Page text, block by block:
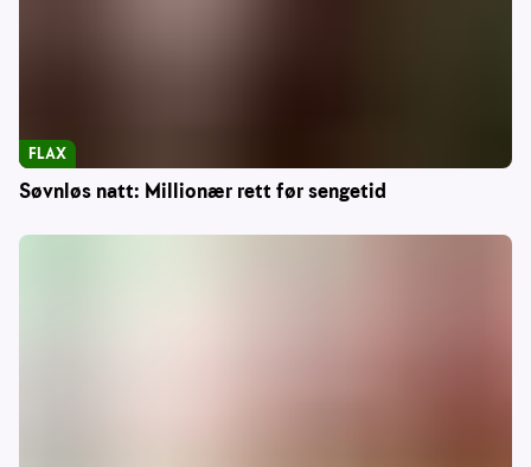
Søvnløs natt: Millionær rett før sengetid
FLAX